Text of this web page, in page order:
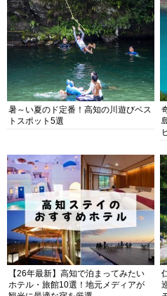
暑～い夏のド定番！高知の川遊びベス
トスポット5選
【26年最新】高知で泊まってみたい
ホテル・旅館10選！地元メディアが